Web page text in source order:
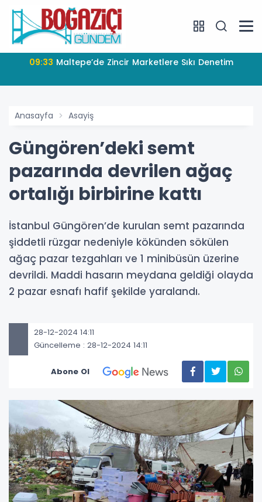
09:33 Maltepe’de Zincir Marketlere Sıkı Denetim
Anasayfa Asayiş
Güngören’deki semt
pazarında devrilen ağaç
ortalığı birbirine kattı
İstanbul Güngören’de kurulan semt pazarında
şiddetli rüzgar nedeniyle kökünden sökülen
ağaç pazar tezgahları ve 1 minibüsün üzerine
devrildi. Maddi hasarın meydana geldiği olayda
2 pazar esnafı hafif şekilde yaralandı.
28-12-2024 14:11
Güncelleme : 28-12-2024 14:11
Abone Ol